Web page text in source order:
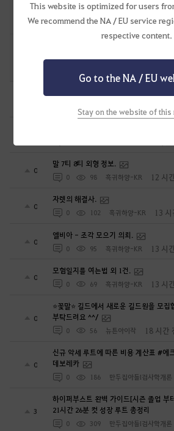
This website is optimized for users
We recommend the NA / EU service
respective content.
Go to the NA / EU
Stay on the website of this
28
[진행중인 이벤트 모아보기]
3 119.6K [GM]메르브
0
말 7티 8티 외형 정보.
0 98 흑귀하양-KR 12 시
0
자렛의 해결사.
0 102 흑귀하양-KR 13 시
0
엘비아 - 조각 모으기 의뢰.
0 95 흑귀하양-KR 13 시
0
모험일지를 여는법 외 1건.
0 69 흑귀하양-KR 13 시
0
⭐꽃말⭐ 길드에서 새로운 길드원을 모
부탁드려요 ^^/
0 56 뉴튼아이작 18 시간
0
신규 악세 루트에 따른 비용 계산표 #
데보레카
0 186 만두집아들I검사학개론
3
하이퍼부스트 완벽 가이드[시즌 졸업 부
21시간 26분 컷 성장 루트 총정리
0 309 만두집아들I검사학개론